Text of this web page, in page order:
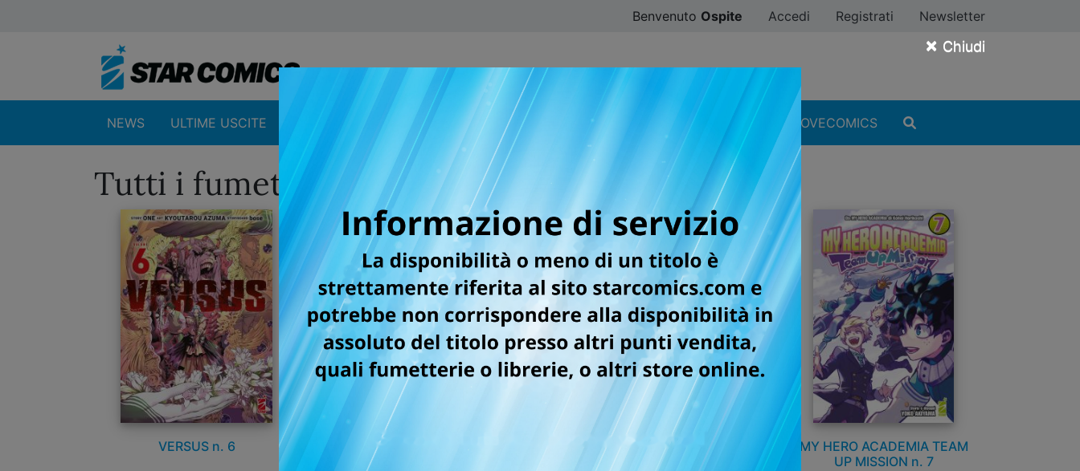
× Chiudi
Benvenuto Ospite Accedi Registrati Newsletter
NEWS ULTIME USCITE CATALOGO SFOGLIA ONLINE DIGISTAR #ILOVEMANGA #ILOVECOMICS
Tutti i fumetti per la testata DRAGON
VERSUS n. 6
MY HERO ACADEMIA TEAM
RURIDRAGON n. 4
MY HERO ACADEMIA TEAM
UP MISSION n. 7